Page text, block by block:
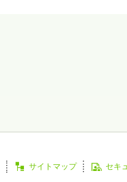
サイトマップ セキ